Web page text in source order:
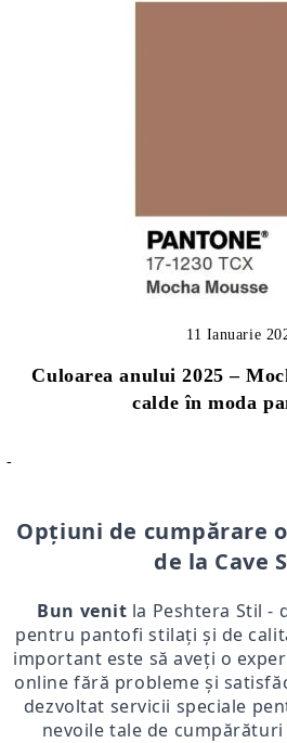
Culoarea anului 2025 –
calde în moda
11 Ianuarie
-
Opțiuni de cumpărare
de la Cave
Bun venit la Peshtera Stil -
pentru pantofi stilați și de
important este să aveți o
online fără probleme și
dezvoltat servicii speciale
nevoile tale de